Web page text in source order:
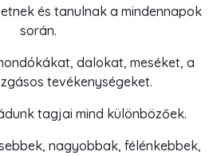
és tanulnak a mindennapok
során.
dalokat, meséket, a
tevékenységeket.
tagjai mind különbözőek.
nagyobbak, félénkebbek,